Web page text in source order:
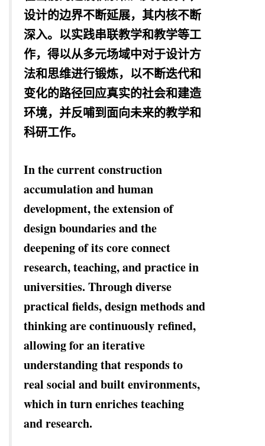
设计的边界不断延展，其内核不断
深入。以实践串联教学和教学等工
作，得以从多元场域中对于设计方
法和思维进行锻炼，以不断迭代和
变化的路径回应真实的社会和建造
环境，并反哺到面向未来的教学和
科研工作。
In the current construction
accumulation and human
development, the extension of
design boundaries and the
deepening of its core connect
research, teaching, and practice in
universities. Through diverse
practical fields, design methods and
thinking are continuously refined,
allowing for an iterative
understanding that responds to
real social and built environments,
which in turn enriches teaching
and research.